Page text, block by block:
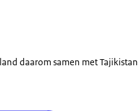
daarom samen met Tajikistan